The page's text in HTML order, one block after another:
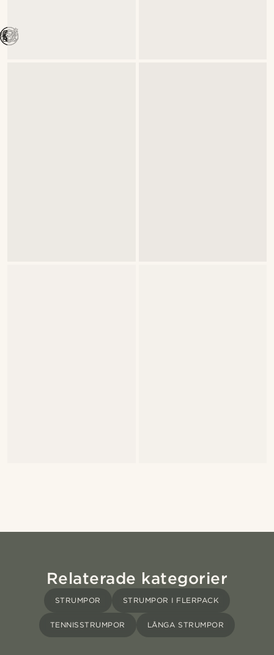
Relaterade kategorier
STRUMPOR STRUMPOR I FLERPACK
TENNISSTRUMPOR LÅNGA STRUMPOR